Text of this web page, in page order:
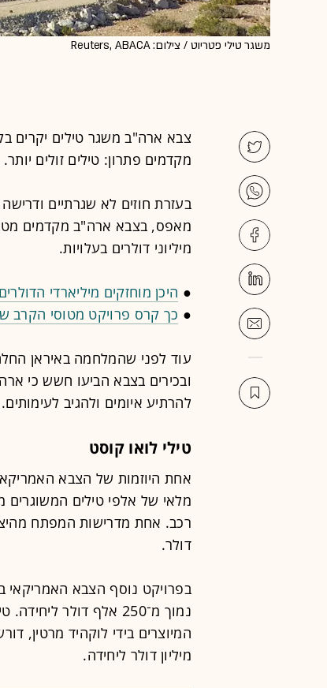
משגר טילי פטריוט / צילום: Reuters, ABACA
צבא ארה"ב משגר טילים יקרים
מקדמים פתרון: טילים זולים יותר.
בעזרת חוזים לא שגרתיים
מאפס, בצבא ארה"ב מקדמים
מיליוני דולרים בעלויות.
● היכן מוחזקים מיליארדי
● כך קרס פרויקט מטוסי הקרב
עוד לפני שהמלחמה באיראן
ובכירים בצבא הביעו חשש כי
להרתיע איומים ולהגיב לעימותים.
טילי לואו קוסט
מלאי של אלפי טילים המשוגרים
דולר.
בפרויקט נוסף הצבא האמריקאי
נמוך מ־250 אלף דולר
מיליון דולר ליחידה.